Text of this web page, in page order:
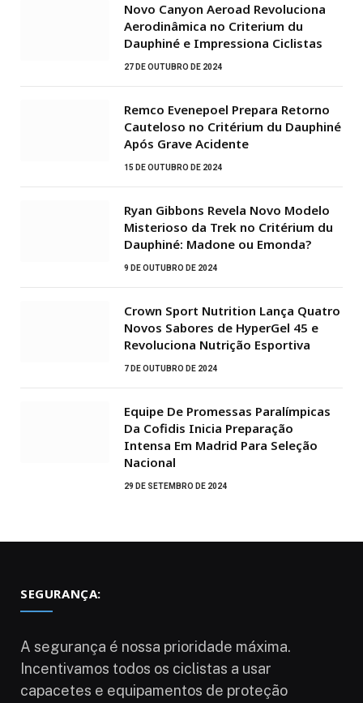
Novo Canyon Aeroad Revoluciona
Aerodinâmica no Criterium du
Dauphiné e Impressiona Ciclistas
27 DE OUTUBRO DE 2024
Remco Evenepoel Prepara Retorno
Cauteloso no Critérium du Dauphiné
Após Grave Acidente
15 DE OUTUBRO DE 2024
Ryan Gibbons Revela Novo Modelo
Misterioso da Trek no Critérium du
Dauphiné: Madone ou Emonda?
9 DE OUTUBRO DE 2024
Crown Sport Nutrition Lança Quatro
Novos Sabores de HyperGel 45 e
Revoluciona Nutrição Esportiva
7 DE OUTUBRO DE 2024
Equipe De Promessas Paralímpicas
Da Cofidis Inicia Preparação
Intensa Em Madrid Para Seleção
Nacional
29 DE SETEMBRO DE 2024
SEGURANÇA:
A segurança é nossa prioridade máxima.
Incentivamos todos os ciclistas a usar
capacetes e equipamentos de proteção